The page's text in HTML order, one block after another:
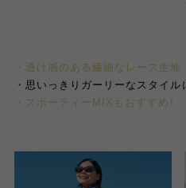
・透け感のある繊細なレース生地
・思いっきりガーリーなスタイ
・スポーティーMIXもおすすめ!